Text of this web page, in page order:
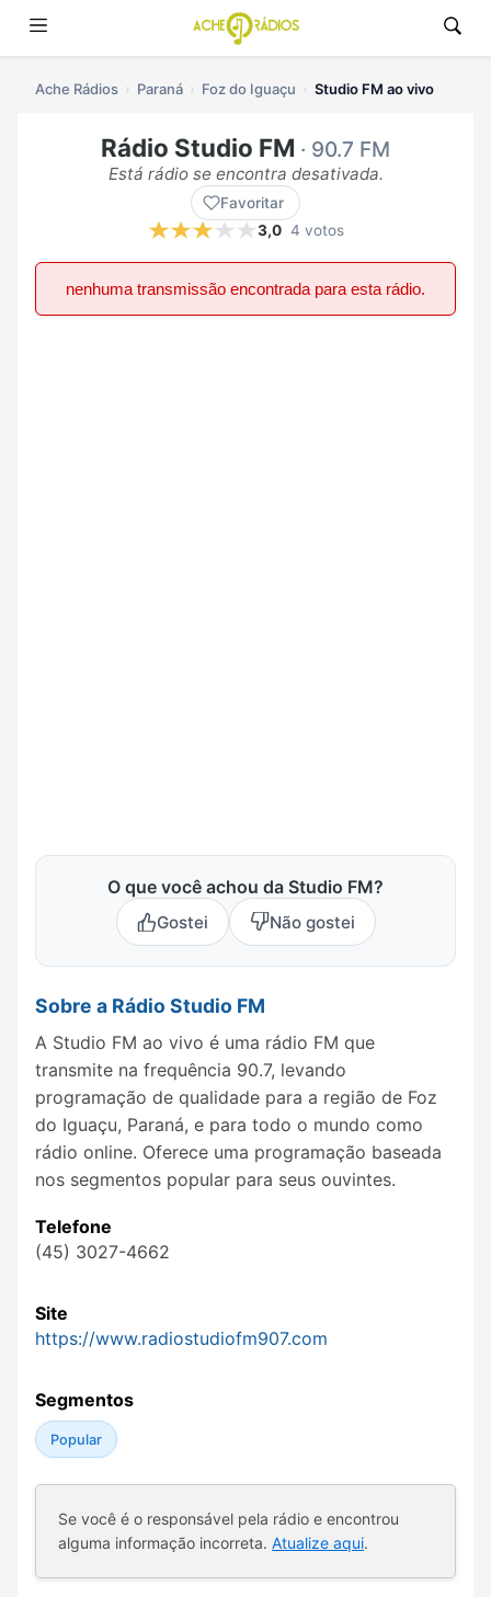
Ache Rádios Paraná Foz do Iguaçu Studio FM ao vivo
Rádio Studio FM · 90.7 FM
Está rádio se encontra desativada.
Favoritar
3,0 4 votos
nenhuma transmissão encontrada para esta rádio.
O que você achou da Studio FM?
Gostei Não gostei
Sobre a Rádio Studio FM
A Studio FM ao vivo é uma rádio FM que
transmite na frequência 90.7, levando
programação de qualidade para a região de Foz
do Iguaçu, Paraná, e para todo o mundo como
rádio online. Oferece uma programação baseada
nos segmentos popular para seus ouvintes.
Telefone
(45) 3027-4662
Site
https://www.radiostudiofm907.com
Segmentos
Popular
Se você é o responsável pela rádio e encontrou
alguma informação incorreta. Atualize aqui.